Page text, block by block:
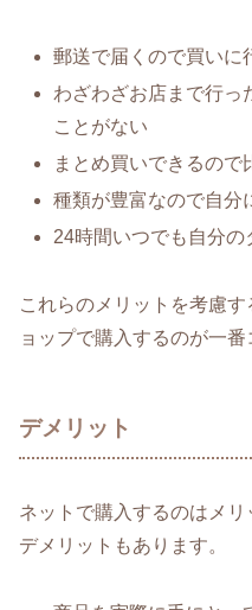
郵送で届くので買いに
わざわざお店まで行っ
ことがない
まとめ買いできるので
種類が豊富なので自分
24時間いつでも自分の
これらのメリットを考慮
ョップで購入するのが一
デメリット
ネットで購入するのはメ
デメリットもあります。